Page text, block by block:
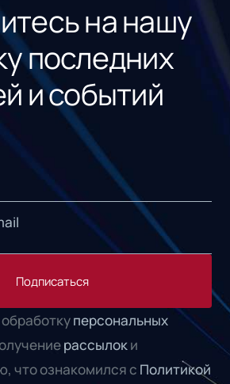
на нашу
последних
и событий
Подписаться
персональных
рассылоки
что ознакомился с Политикой